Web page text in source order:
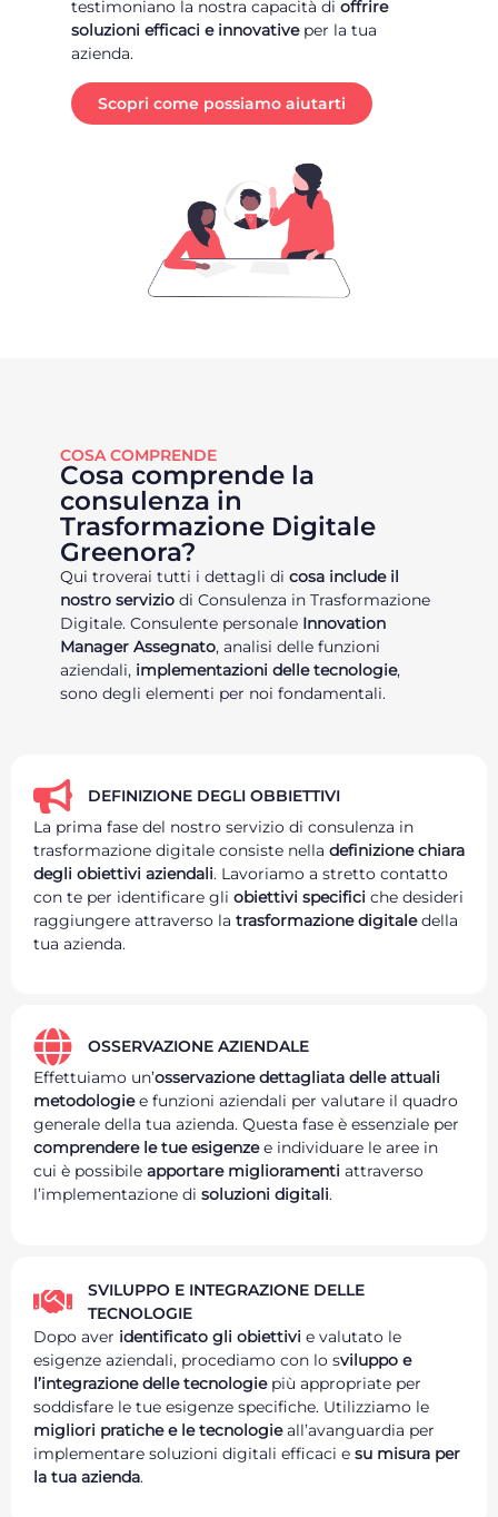
testimoniano la nostra capacità di offrire
soluzioni efficaci e innovativeper la tua
azienda.
Scopri come possiamo aiutarti
COSA COMPRENDE
Cosa comprende la
consulenza in
Trasformazione Digitale
Greenora?
Qui troverai tutti i dettagli di cosa include il
nostro servizio di Consulenza in Trasformazione
Digitale. Consulente personale Innovation
Manager Assegnato, analisi delle funzioni
aziendali, implementazioni delle tecnologie,
sono degli elementi per noi fondamentali.
DEFINIZIONE DEGLI OBBIETTIVI
La prima fase del nostro servizio di consulenza in
trasformazione digitale consiste nella definizione chiara
degli obiettivi aziendali. Lavoriamo a stretto contatto
con te per identificare gli obiettivi specifici che desideri
raggiungere attraverso la trasformazione digitaledella
tua azienda.
OSSERVAZIONE AZIENDALE
Effettuiamo un’osservazione dettagliata delle attuali
metodologiee funzioni aziendali per valutare il quadro
generale della tua azienda. Questa fase è essenziale per
comprendere le tue esigenzee individuare le aree in
cui è possibile apportare miglioramenti attraverso
l’implementazione di soluzioni digitali.
SVILUPPO E INTEGRAZIONE DELLE
TECNOLOGIE
Dopo aver identificato gli obiettivi e valutato le
esigenze aziendali, procediamo con lo sviluppo e
l’integrazione delle tecnologiepiù appropriate per
soddisfare le tue esigenze specifiche. Utilizziamo le
migliori pratiche e le tecnologieall’avanguardia per
implementare soluzioni digitali efficaci e su misura per
la tua azienda.